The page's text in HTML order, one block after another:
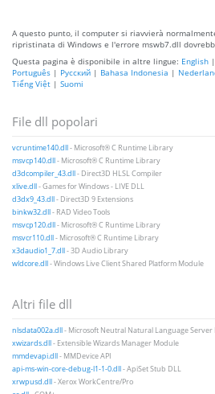
A questo punto, il computer si riavvierà
ripristinata di Windows e l'errore mswb7.dll
Questa pagina è disponibile in altre lingue: English |
Português | Русский | Bahasa Indonesia |
Tiếng Việt | Suomi
File dll popolari
vcruntime140.dll- Microsoft® C Runtime Library
msvcp140.dll- Microsoft® C Runtime Library
d3dcompiler_43.dll- Direct3D HLSL Compiler
xlive.dll- Games for Windows - LIVE DLL
d3dx9_43.dll- Direct3D 9 Extensions
binkw32.dll- RAD Video Tools
msvcp120.dll- Microsoft® C Runtime Library
msvcr110.dll- Microsoft® C Runtime Library
x3daudio1_7.dll- 3D Audio Library
wldcore.dll- Windows Live Client Shared Platform Module
Altri file dll
nlsdata002a.dll- Microsoft Neutral Natural Language Server
xwizards.dll- Extensible Wizards Manager Module
mmdevapi.dll- MMDevice API
api-ms-win-core-debug-l1-1-0.dll- ApiSet Stub DLL
xrwpusd.dll- Xerox WorkCentre/Pro